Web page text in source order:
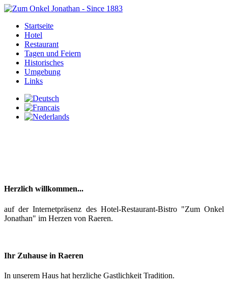
Startseite
Hotel
Restaurant
Tagen und Feiern
Historisches
Umgebung
Links
Herzlich willkommen...
auf der Internetpräsenz des Hotel-Restaurant-Bistro "Zum Onkel
Jonathan" im Herzen von Raeren.
Ihr Zuhause in Raeren
In unserem Haus hat herzliche Gastlichkeit Tradition.